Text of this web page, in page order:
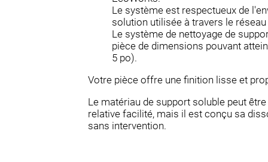
Le système est respectueux de
solution utilisée à travers le
Le système de nettoyage de
pièce de dimensions pouvant
5 po).
Votre pièce offre une finition lisse et
Le matériau de support soluble peut
relative facilité, mais il est conçu sa
sans intervention.